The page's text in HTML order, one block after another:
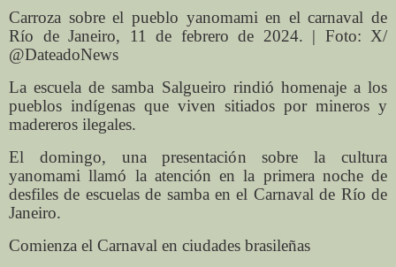
Carroza sobre el pueblo yanomami en el carnaval de
Río de Janeiro, 11 de febrero de 2024. | Foto: X/
@DateadoNews
La escuela de samba Salgueiro rindió homenaje a los
pueblos indígenas que viven sitiados por mineros y
madereros ilegales.
El domingo, una presentación sobre la cultura
yanomami llamó la atención en la primera noche de
desfiles de escuelas de samba en el Carnaval de Río de
Janeiro.
Comienza el Carnaval en ciudades brasileñas